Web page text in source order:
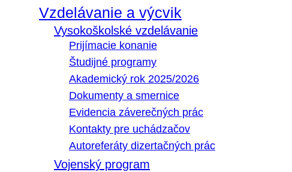
Vzdelávanie a výcvik
Vysokoškolské vzdelávanie
Prijímacie konanie
Študijné programy
Akademický rok 2025/2026
Dokumenty a smernice
Evidencia záverečných prác
Kontakty pre uchádzačov
Autoreferáty dizertačných prác
Vojenský program